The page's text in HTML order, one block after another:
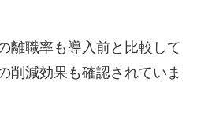
離職率も導入前と比較して
削減効果も確認されていま